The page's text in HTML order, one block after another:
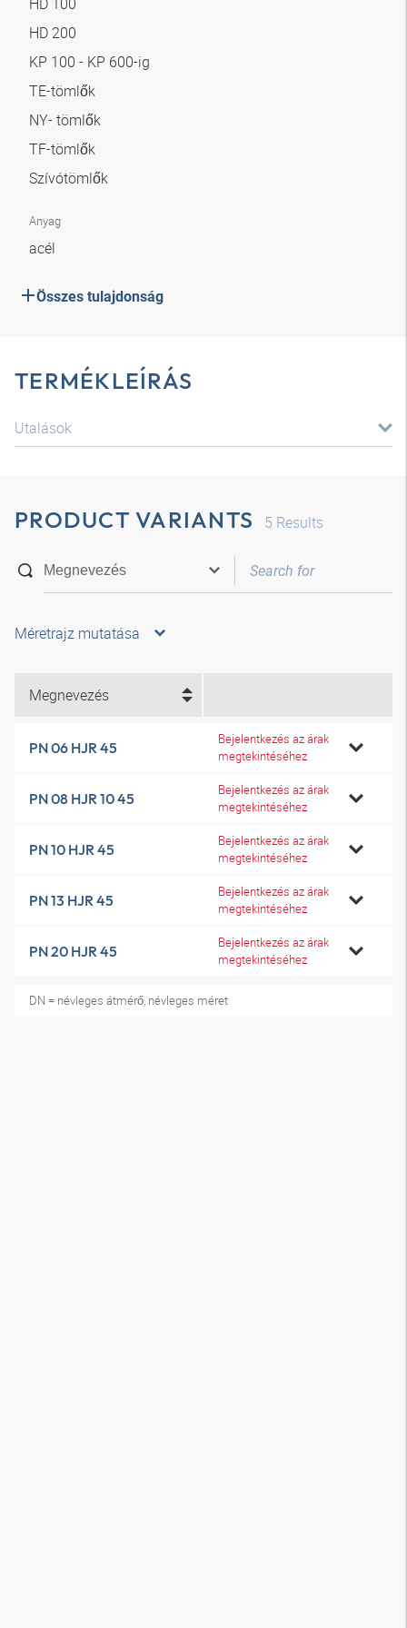
HD 200
KP 100 - KP 600-ig
TE-tömlők
NY- tömlők
TF-tömlők
Szívótömlők
Anyag
acél
Összes tulajdonság
TERMÉKLEÍRÁS
Utalások
PRODUCT VARIANTS 5 Results
Méretrajz mutatása
Megnevezés
PN 06 HJR 45
Bejelentkezés az árak
megtekintéséhez
PN 08 HJR 10 45
Bejelentkezés az árak
megtekintéséhez
PN 10 HJR 45
Bejelentkezés az árak
megtekintéséhez
PN 13 HJR 45
Bejelentkezés az árak
megtekintéséhez
PN 20 HJR 45
Bejelentkezés az árak
megtekintéséhez
DN = névleges átmérő, névleges méret